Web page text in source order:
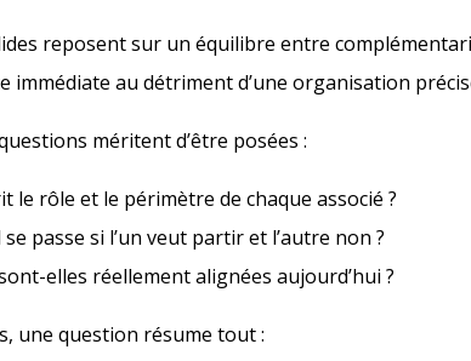
reposent sur un équilibre entre
immédiate au détriment d’une organisation
méritent d’être posées :
le rôle et le périmètre de chaque associé ?
passe si l’un veut partir et l’autre non ?
elles réellement alignées aujourd’hui ?
une question résume tout :